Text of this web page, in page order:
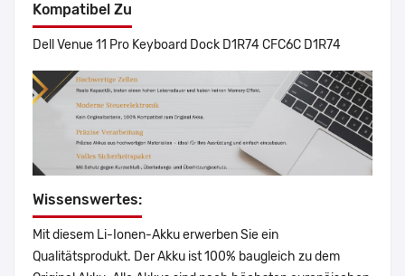
Kompatibel Zu
Dell Venue 11 Pro Keyboard Dock D1R74 CFC6C D1R74
Wissenswertes:
Mit diesem Li-Ionen-Akku erwerben Sie ein
Qualitätsprodukt. Der Akku ist 100% baugleich zu dem